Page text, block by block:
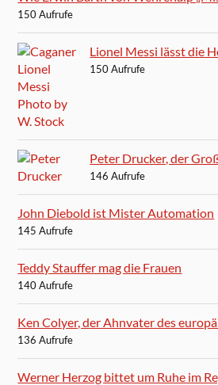
150 Aufrufe
Lionel Messi lässt die
150 Aufrufe
Peter Drucker, der
146 Aufrufe
John Diebold ist Mister Automation
145 Aufrufe
Teddy Stauffer mag die Frauen
140 Aufrufe
Ken Colyer, der Ahnvater des
136 Aufrufe
Werner Herzog bittet um Ruhe im